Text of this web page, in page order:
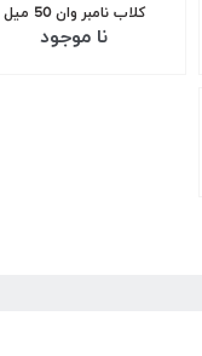
کلاب نامبر وان 50 میل
نا موجود